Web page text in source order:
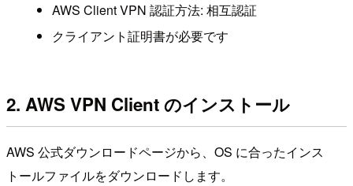
AWS Client VPN 認証方法: 相互認証
クライアント証明書が必要です
2. AWS VPN Client のインストール
AWS 公式ダウンロードページから、OS に合ったインス
トールファイルをダウンロードします。